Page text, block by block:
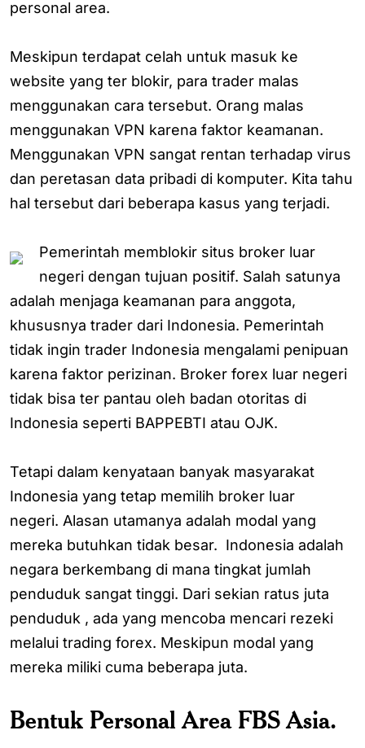
personal area.
Meskipun terdapat celah untuk masuk ke
website yang ter blokir, para trader malas
menggunakan cara tersebut. Orang malas
menggunakan VPN karena faktor keamanan.
Menggunakan VPN sangat rentan terhadap virus
dan peretasan data pribadi di komputer. Kita tahu
hal tersebut dari beberapa kasus yang terjadi.
Pemerintah memblokir situs broker luar
negeri dengan tujuan positif. Salah satunya
adalah menjaga keamanan para anggota,
khususnya trader dari Indonesia. Pemerintah
tidak ingin trader Indonesia mengalami penipuan
karena faktor perizinan. Broker forex luar negeri
tidak bisa ter pantau oleh badan otoritas di
Indonesia seperti BAPPEBTI atau OJK.
Tetapi dalam kenyataan banyak masyarakat
Indonesia yang tetap memilih broker luar
negeri. Alasan utamanya adalah modal yang
mereka butuhkan tidak besar. Indonesia adalah
negara berkembang di mana tingkat jumlah
penduduk sangat tinggi. Dari sekian ratus juta
penduduk , ada yang mencoba mencari rezeki
melalui trading forex. Meskipun modal yang
mereka miliki cuma beberapa juta.
Bentuk Personal Area FBS Asia.